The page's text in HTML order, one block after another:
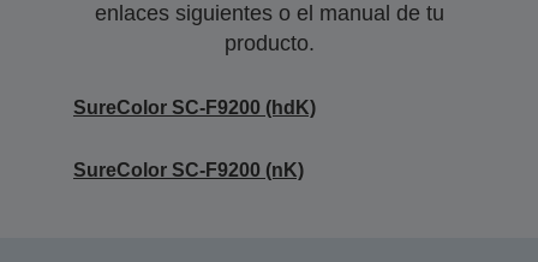
enlaces siguientes o el manual de tu
producto.
SureColor SC-F9200 (hdK)
SureColor SC-F9200 (nK)